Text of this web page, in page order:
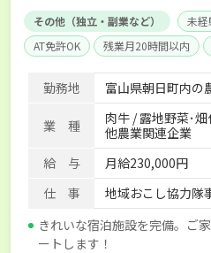
その他（独立・副業など） 未経
AT免許OK
残業月20時間以内
年間休日100日以上
独立支援可
勤務地 富山県朝日町内の
業 種
肉牛 / 露地野菜･
他農業関連企業
給 与
月給230,000円
仕 事
地域おこし協力隊
きれいな宿泊施設を完備。ご
ートします！